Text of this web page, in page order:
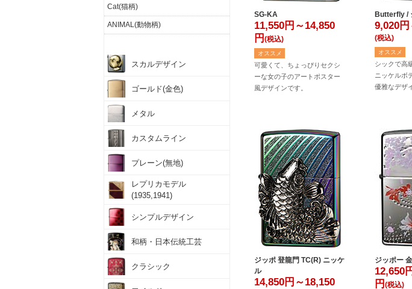
Cat(猫柄)
ANIMAL(動物柄)
スカルデザイン
ゴールド(金色)
メタル
カスタムライン
プレーン(無地)
レプリカモデル
(1935,1941)
シンプルデザイン
和柄・日本伝統工芸
クラシック
SG-KA
11,550円～14,850
円 (税込)
オススメ
可愛くて、ちょっぴりセクシ
ーな女の子のアートポスター
風デザインです。
Butterfly /
9,020
(税込)
オススメ
シックで高
ニッケルボ
優雅なデザ
ジッポ 登龍門 TC(R) ニッケ
ル
14,850円～18,150
ジッポー
12,650
円 (税込)